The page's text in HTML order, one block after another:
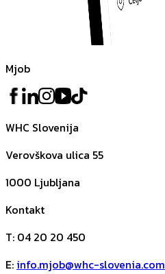
Mjob
WHC Slovenija
Verovškova ulica 55
1000 Ljubljana
Kontakt
T: 04 20 20 450
E: info.mjob@whc-slovenia.com